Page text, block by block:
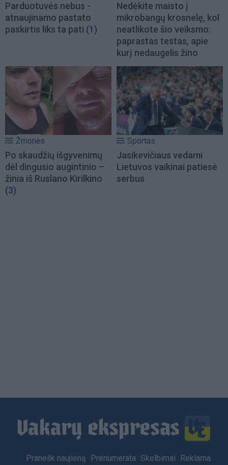
Parduotuvės nebus -
atnaujinamo pastato
paskirtis liks ta pati (1)
Nedėkite maisto į
mikrobangų krosnelę, kol
neatlikote šio veiksmo:
paprastas testas, apie
kurį nedaugelis žino
Žmonės
Po skaudžių išgyvenimų
dėl dingusio augintinio –
žinia iš Ruslano Kirilkino
(3)
Sportas
Jasikevičiaus vedami
Lietuvos vaikinai patiesė
serbus
Footer
Pranešk naujieną Prenumerata Skelbimai Reklama